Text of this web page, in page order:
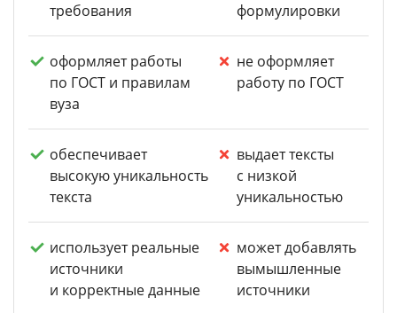
требования
формулировки
оформляет работы
по ГОСТ и правилам
вуза
не оформляет
работу по ГОСТ
обеспечивает
высокую уникальность
текста
выдает тексты
с низкой
уникальностью
использует реальные
источники
и корректные данные
может добавлять
вымышленные
источники